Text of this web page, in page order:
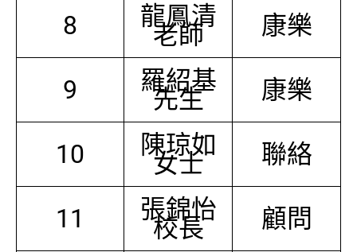
8 龍鳳清
老師 康樂
9 羅紹基
先生 康樂
10 陳琼如
女士 聯絡
11 張錦怡
校長 顧問